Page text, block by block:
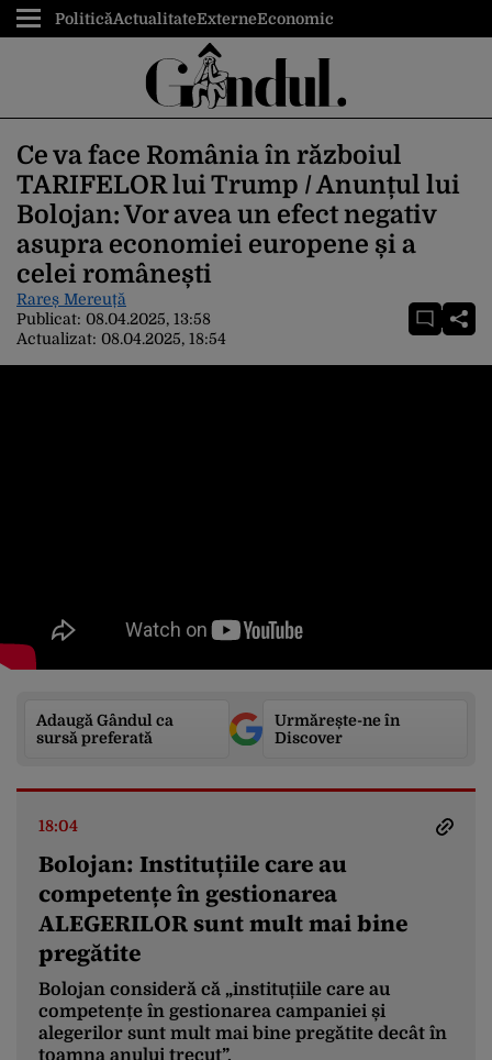
PoliticăActualitateExterneEconomic
Ce va face România în războiul
TARIFELOR lui Trump / Anunțul lui
Bolojan: Vor avea un efect negativ
asupra economiei europene și a
celei românești
Rareș Mereuță
Publicat: 08.04.2025, 13:58
Actualizat: 08.04.2025, 18:54
Adaugă Gândul ca
sursă preferată
Urmărește-ne în
Discover
18:04
Bolojan: Instituțiile care au
competențe în gestionarea
ALEGERILOR sunt mult mai bine
pregătite
Bolojan consideră că „instituțiile care au
competențe în gestionarea campaniei și
alegerilor sunt mult mai bine pregătite decât în
toamna anului trecut”.